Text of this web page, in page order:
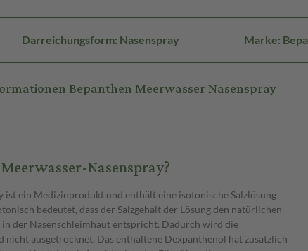
Darreichungsform: Nasenspray Marke:
Bepanthen Meerwasser Nasenspray
Nasenspray?
ist ein Medizinprodukt und enthält eine isotonische Salzlösung
bedeutet, dass der Salzgehalt der Lösung den natürlichen
der Nasenschleimhaut entspricht. Dadurch wird die
nicht ausgetrocknet. Das enthaltene Dexpanthenol hat zusätzlich